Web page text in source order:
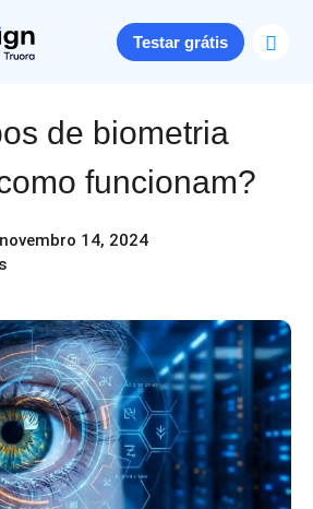
Testar grátis
de biometria
funcionam?
novembro 14, 2024